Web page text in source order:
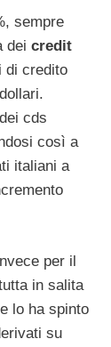
sempre
dei credit
di credito
cds
così a
italiani a
per il
in salita
lo ha spinto
su